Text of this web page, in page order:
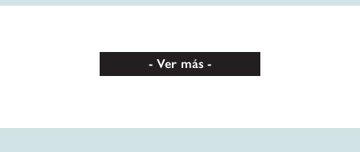
Ver más